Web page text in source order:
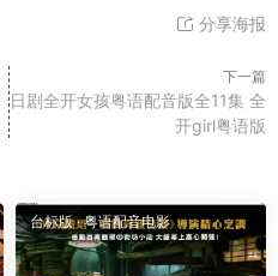
分享海报
下一篇
日剧全开女孩粤语配音版全11集 全
开girl粤语版
台标版·粤语配音电影